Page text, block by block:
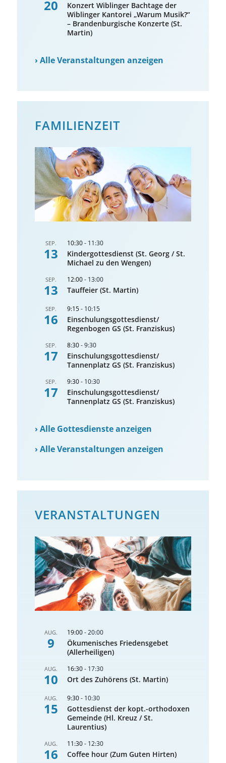
20
Konzert Wiblinger Bachtage der
Wiblinger Kantorei „Warum Musik?“
– Brandenburgische Konzerte (St.
Martin)
›Alle Veranstaltungen anzeigen
FAMILIENZEIT
SEP.
13
10:30- 11:30
Kindergottesdienst (St. Georg / St.
Michael zu den Wengen)
SEP.
13
12:00- 13:00
Tauffeier (St. Martin)
SEP.
16
9:15- 10:15
Einschulungsgottesdienst/
Regenbogen GS (St. Franziskus)
SEP.
17
8:30-9:30
Einschulungsgottesdienst/
Tannenplatz GS (St. Franziskus)
SEP.
17
9:30- 10:30
Einschulungsgottesdienst/
Tannenplatz GS (St. Franziskus)
›Alle Gottesdienste anzeigen
›Alle Veranstaltungen anzeigen
VERANSTALTUNGEN
AUG.
9
19:00-20:00
Ökumenisches Friedensgebet
(Allerheiligen)
AUG.
10
16:30- 17:30
Ort des Zuhörens (St. Martin)
AUG.
15
9:30- 10:30
Gottesdienst der kopt.-orthodoxen
Gemeinde (Hl. Kreuz / St.
Laurentius)
AUG.
16
11:30- 12:30
Coffee hour (Zum Guten Hirten)